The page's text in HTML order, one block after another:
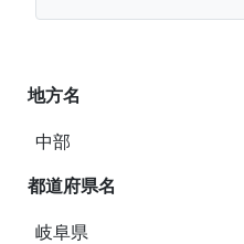
地方名
中部
都道府県名
岐阜県